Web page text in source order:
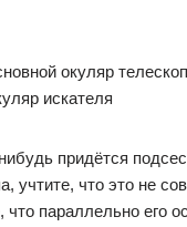
придётся
учтите, что это не
что параллельно его